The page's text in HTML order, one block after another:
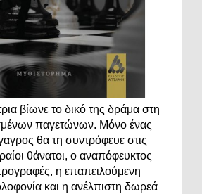
βίωνε το δικό της δράμα στη
παγετώνων. Μόνο ένας
θα τη συντρόφευε στις
θάνατοι, ο αναπόφευκτος
η επαπειλούμενη
και η ανέλπιστη δωρεά